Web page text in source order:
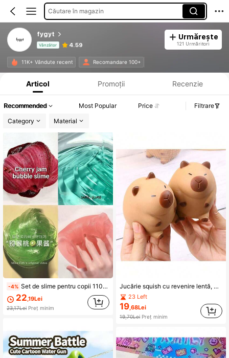
Căutare în magazin
fygyt
Vânzător 4.59
Urmărește
121 Urmăritori
11K+ Vândute recent Recomandare 100+
Informații despre produs: Divulgarea prețului, detalii privind vânzările și stocul.
Articol Promoții Recenzie
Recommended Most Popular Price
Filtrare
Category
Material
-4% Set de slime pentru copii 110 ml, bicolor, cu căpșuni, super moale, cristalat, nu se lipește, se mărește în timpul jocului, jucărie anti-stres de strâns, pastă moale pufoasă, kit de lut, jucării pentru fete, set de slime de Crăciun, slime pufoasă, lut cu uscare la aer, squishy, putty, kit pentru preparare slime, squishies, jucării, accesorii pentru plastilină, instrumente pentru lut, umplutură pentru pungi de petrecere, cadouri pentru copii
22,19Lei
23,17Lei Preț minim
Jucărie squish cu revenire lentă, handmade, în formă de lăbuță de pisică și capibara, curcubeu, din TPR, jucărie de strângere pentru eliberarea stresului, mic cadou pentru zi de naștere, Halloween, Crăciun, carnaval și petrecere
23 Left
19,68Lei
19,70Lei Preț minim